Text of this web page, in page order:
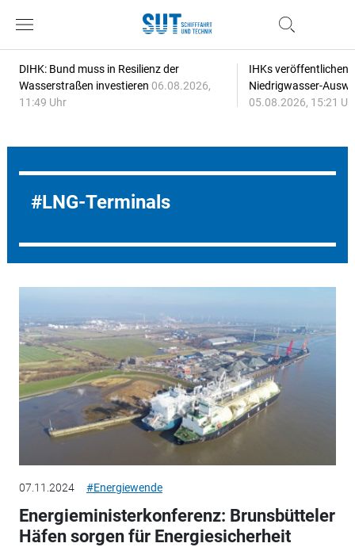
DIHK: Bund muss in Resilienz der
Wasserstraßen investieren 06.08.2026,
11:49 Uhr
IHKs veröffentlichen
Niedrigwasser-
05.08.2026, 15:21
LNG-Terminals
07.11.2024 #Energiewende
Energieministerkonferenz: Brunsbütteler
Häfen sorgen für Energiesicherheit